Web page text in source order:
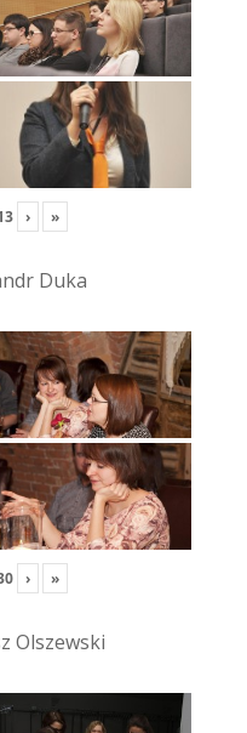
› »
Duka
› »
Olszewski